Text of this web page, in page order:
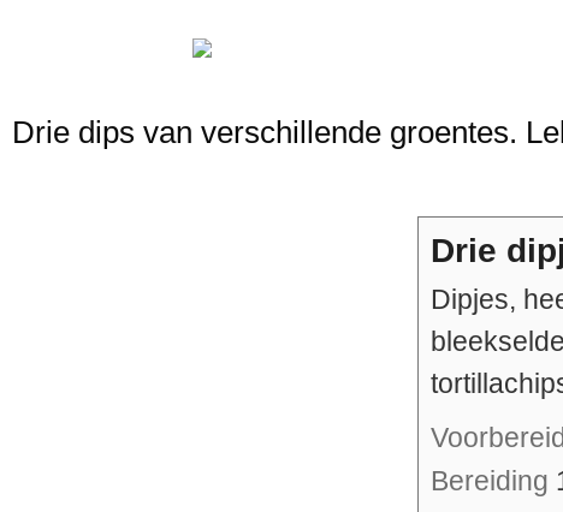
Drie dips van verschillende groentes.
Drie
Dipjes,
Bereiding